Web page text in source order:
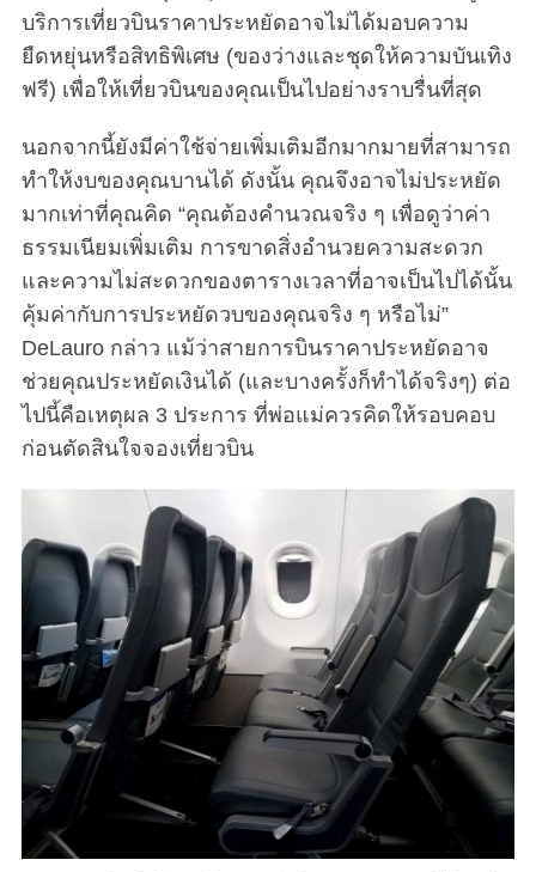
บริการเที่ยวบินราคาประหยัดอาจไม่ได้มอบความ
ยืดหยุ่นหรือสิทธิพิเศษ (ของว่างและชุดให้ความบันเทิง
ฟรี) เพื่อให้เที่ยวบินของคุณเป็นไปอย่างราบรื่นที่สุด
นอกจากนี้ยังมีค่าใช้จ่ายเพิ่มเติมอีกมากมายที่สามารถ
ทำให้งบของคุณบานได้ ดังนั้น คุณจึงอาจไม่ประหยัด
มากเท่าที่คุณคิด “คุณต้องคำนวณจริง ๆ เพื่อดูว่าค่า
ธรรมเนียมเพิ่มเติม การขาดสิ่งอำนวยความสะดวก
และความไม่สะดวกของตารางเวลาที่อาจเป็นไปได้นั้น
คุ้มค่ากับการประหยัดวบของคุณจริง ๆ หรือไม่”
DeLauro กล่าว แม้ว่าสายการบินราคาประหยัดอาจ
ช่วยคุณประหยัดเงินได้ (และบางครั้งก็ทำได้จริงๆ) ต่อ
ไปนี้คือเหตุผล 3 ประการ ที่พ่อแม่ควรคิดให้รอบคอบ
ก่อนตัดสินใจจองเที่ยวบิน